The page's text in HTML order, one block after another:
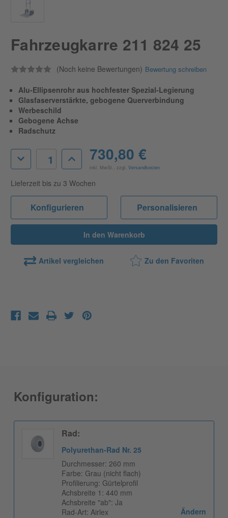
Konfiguration:
Rad:
Polyurethan-Rad Nr. 25
Durchmesser: 260 mm
Farbe: Grau (nicht flach)
Profilierung: Gürtelprofil
Achsbreite 1: 440 mm
Achsbreite "ab": Ja
Rad-Art: Airlex
Ändern
Fahrzeugkarre 211 824 25
(Noch keine Bewertungen) Bewertung schreiben
Alu-Ellipsenrohr aus hochfester Spezial-Legierung
Glasfaserverstärkte, gebogene Querverbindung
Werbeschild
Gebogene Achse
Radschutz
Aktueller
Lagerbestand:
Menge
von
Fahrzeugkarre
824
verringern
Menge
von
Fahrzeugkarre
824
erhöhen
730,80 €
inkl. MwSt., zzgl. Versandkosten
Lieferzeit bis zu 3 Wochen
Konfigurieren Personalisieren
Artikel vergleichen Zu den Favoriten